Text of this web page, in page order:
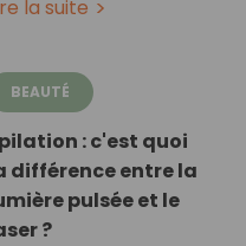
la suite
BEAUTÉ
: c'est quoi
différence entre la
pulsée et le
?